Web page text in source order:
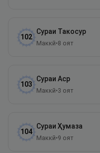
102
Сураи Такосур
Маккӣ•8 оят
103
Сураи Аср
Маккӣ•3 оят
104
Сураи Ҳумаза
Маккӣ•9 оят